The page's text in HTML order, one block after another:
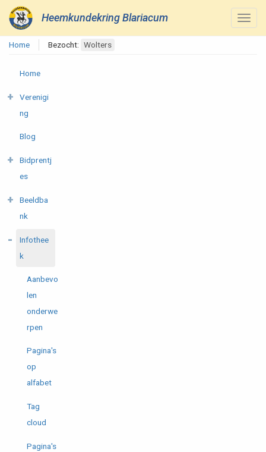
Heemkundekring Blariacum
Home Bezocht: Wolters
Home
Verenigi
ng
Blog
Bidprentj
es
Beeldba
nk
Infothee
k
Aanbevo
len
onderwe
rpen
Pagina's
op
alfabet
Tag
cloud
Pagina's